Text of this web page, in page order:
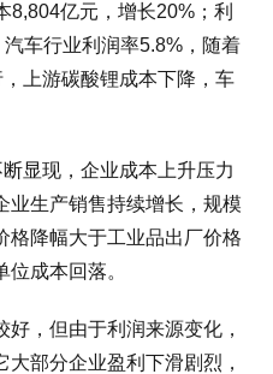
8,804亿元，增长20%；利
车行业利润率5.8%，随着
上游碳酸锂成本下降，车
显现，企业成本上升压力
业生产销售持续增长，规模
格降幅大于工业品出厂价格
成本回落。
，但由于利润来源变化，
部分企业盈利下滑剧烈，